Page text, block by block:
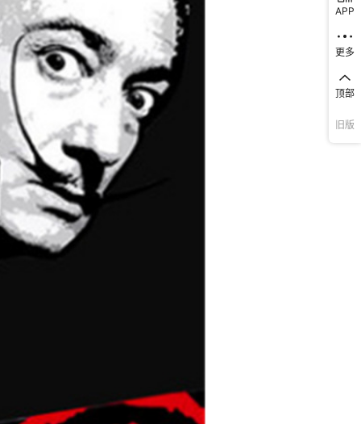
APP
更多
顶部
旧版